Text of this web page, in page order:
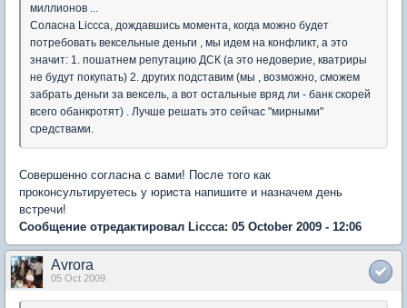
миллионов ...
Соласна Liccca, дождавшись момента, когда можно будет
потребовать вексельные деньги , мы идем на конфликт, а это
значит: 1. пошатнем репутацию ДСК (а это недоверие, кватриры
не будут покупать) 2. других подставим (мы , возможно, сможем
забрать деньги за вексель, а вот остальные вряд ли - банк скорей
всего обанкротят) . Лучше решать это сейчас "мирными"
средствами.
Совершенно согласна с вами! После того как
проконсультируетесь у юриста напишите и назначем день
встречи!
Сообщение отредактировал Liccca: 05 October 2009 - 12:06
Avrora
05 Oct 2009